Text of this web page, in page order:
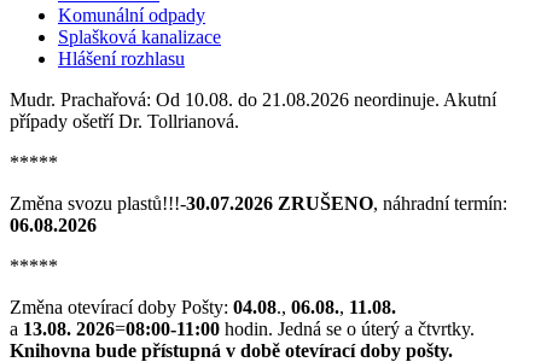
Komunální odpady
Splašková kanalizace
Hlášení rozhlasu
Mudr. Prachařová: Od 10.08. do 21.08.2026 neordinuje. Akutní
případy ošetří Dr. Tollrianová.
*****
Změna svozu plastů!!!-30.07.2026 ZRUŠENO, náhradní termín:
06.08.2026
*****
Změna otevírací doby Pošty: 04.08., 06.08., 11.08.
a 13.08. 2026=08:00-11:00 hodin. Jedná se o úterý a čtvrtky.
Knihovna bude přístupná v době otevírací doby pošty.